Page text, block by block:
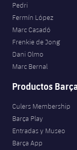
Pedri
Fermín López
Marc Casadó
Frenkie de Jong
Dani Olmo
Marc Bernal
Productos
Culers Membership
Barça Play
Entradas y Museo
Barça App